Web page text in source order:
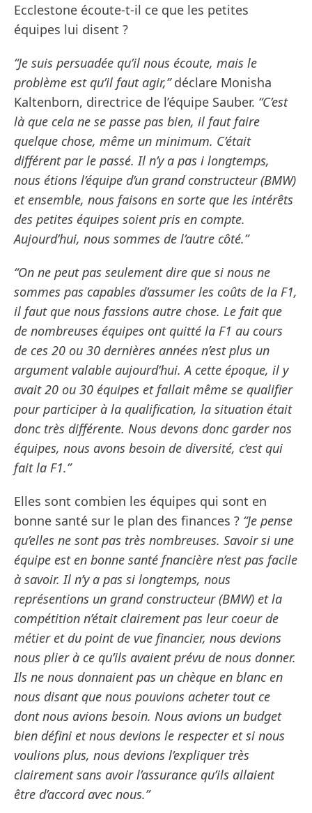
Ecclestone écoute-t-il ce que les petites
équipes lui disent ?
“Je suis persuadée qu’il nous écoute, mais le
problème est qu’il faut agir,”déclare Monisha
Kaltenborn, directrice de l’équipe Sauber. “C’est
là que cela ne se passe pas bien, il faut faire
quelque chose, même un minimum. C’était
différent par le passé. Il n’y a pas i longtemps,
nous étions l’équipe d’un grand constructeur (BMW)
et ensemble, nous faisons en sorte que les intérêts
des petites équipes soient pris en compte.
Aujourd’hui, nous sommes de l’autre côté.”
“On ne peut pas seulement dire que si nous ne
sommes pas capables d’assumer les coûts de la F1,
il faut que nous fassions autre chose. Le fait que
de nombreuses équipes ont quitté la F1 au cours
de ces 20 ou 30 dernières années n’est plus un
argument valable aujourd’hui. A cette époque, il y
avait 20 ou 30 équipes et fallait même se qualifier
pour participer à la qualification, la situation était
donc très différente. Nous devons donc garder nos
équipes, nous avons besoin de diversité, c’est qui
fait la F1.”
Elles sont combien les équipes qui sont en
bonne santé sur le plan des finances ? “Je pense
qu’elles ne sont pas très nombreuses. Savoir si une
équipe est en bonne santé fnancière n’est pas facile
à savoir. Il n’y a pas si longtemps, nous
représentions un grand constructeur (BMW) et la
compétition n’était clairement pas leur coeur de
métier et du point de vue financier, nous devions
nous plier à ce qu’ils avaient prévu de nous donner.
Ils ne nous donnaient pas un chèque en blanc en
nous disant que nous pouvions acheter tout ce
dont nous avions besoin. Nous avions un budget
bien défini et nous devions le respecter et si nous
voulions plus, nous devions l’expliquer très
clairement sans avoir l’assurance qu’ils allaient
être d’accord avec nous.”